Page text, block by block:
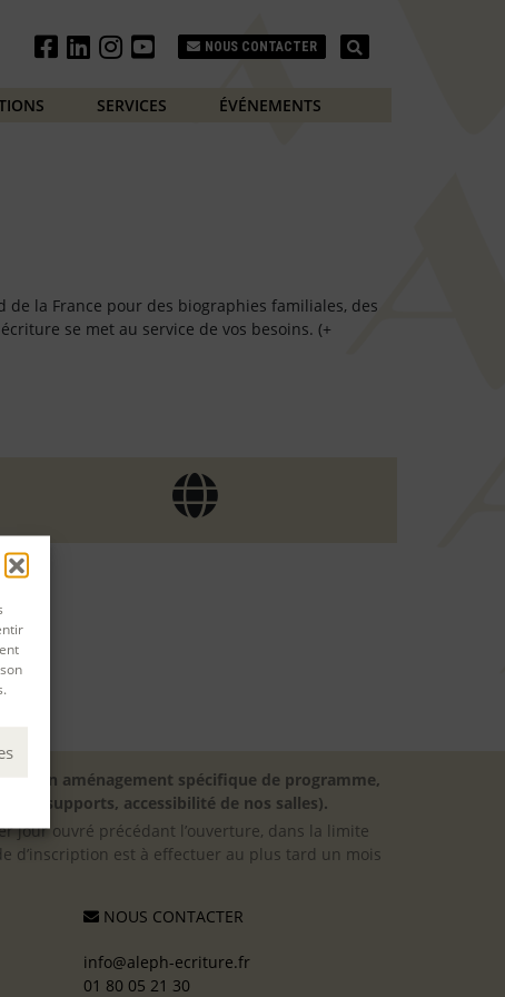
NOUS CONTACTER
SERVICES ÉVÉNEMENTS
de la France pour des biographies familiales, des
se met au service de vos besoins. (+
d’un aménagement spécifique de programme,
supports, accessibilité de nos salles).
jour ouvré précédant l’ouverture, dans la limite
d’inscription est à effectuer au plus tard un mois
NOUS CONTACTER
info@aleph-ecriture.fr
01 80 05 21 30